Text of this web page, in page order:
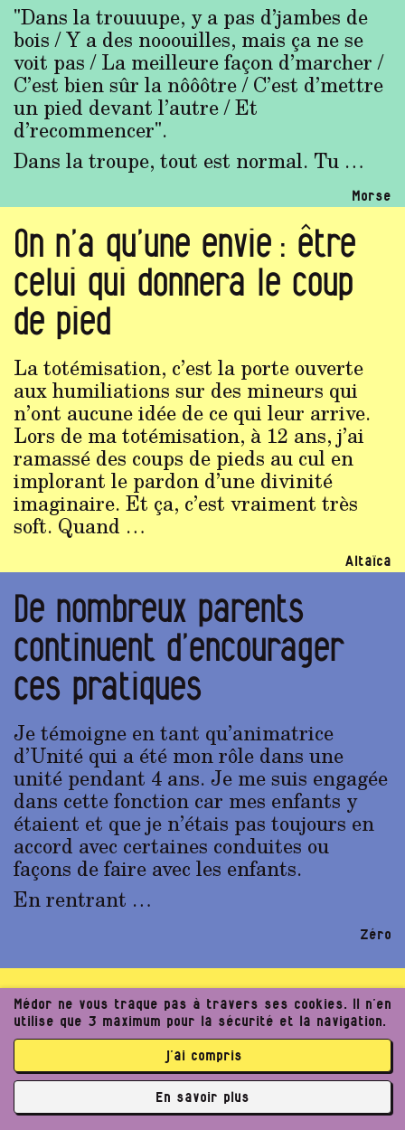
"Dans la trouuupe, y a pas d’jambes de
bois / Y a des nooouilles, mais ça ne se
voit pas / La meilleure façon d’marcher /
C’est bien sûr la nôôôtre / C’est d’mettre
un pied devant l’autre / Et
d’recommencer".
Dans la troupe, tout est normal. Tu …
Morse
On n’a qu’une envie : être
celui qui donnera le coup
de pied
La totémisation, c’est la porte ouverte
aux humiliations sur des mineurs qui
n’ont aucune idée de ce qui leur arrive.
Lors de ma totémisation, à 12 ans, j’ai
ramassé des coups de pieds au cul en
implorant le pardon d’une divinité
imaginaire. Et ça, c’est vraiment très
soft. Quand …
Altaïca
De nombreux parents
continuent d’encourager
ces pratiques
Je témoigne en tant qu’animatrice
d’Unité qui a été mon rôle dans une
unité pendant 4 ans. Je me suis engagée
dans cette fonction car mes enfants y
étaient et que je n’étais pas toujours en
accord avec certaines conduites ou
façons de faire avec les enfants.
En rentrant …
Zéro
En culotte devant une
vingtaine d’hommes
Je suis entrée chez les pionniers
directement en raison de mon âge. Je
Médor ne vous traque pas à travers ses cookies. Il n’en
utilise que 3 maximum pour la sécurité et la navigation.
j’ai compris
En savoir plus